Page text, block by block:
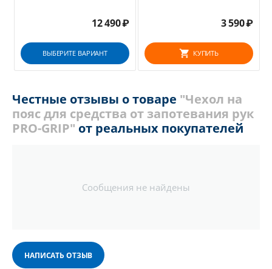
12 490₽
ВЫБЕРИТЕ ВАРИАНТ
3 590₽
КУПИТЬ
Честные отзывы о товаре "Чехол на
пояс для средства от запотевания рук
PRO-GRIP" от реальных покупателей
Сообщения не найдены
НАПИСАТЬ ОТЗЫВ